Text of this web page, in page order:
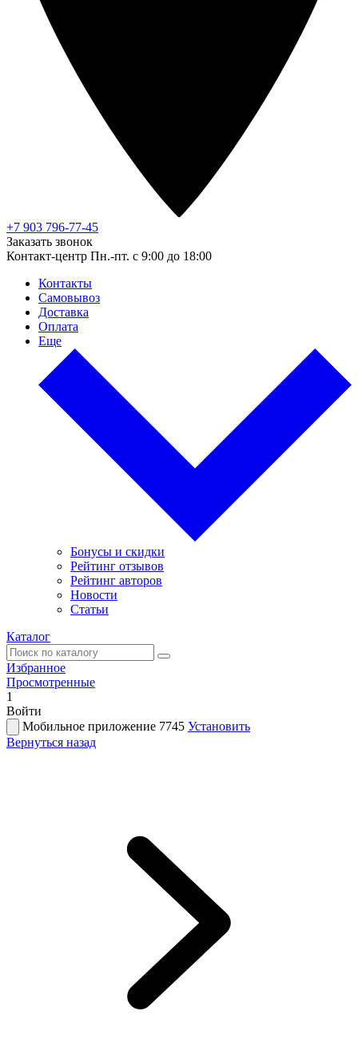
+7 903 796-77-45
Заказать звонок
Контакт-центр Пн.-пт. с 9:00 до 18:00
Контакты
Самовывоз
Доставка
Оплата
Еще
Бонусы и скидки
Рейтинг отзывов
Рейтинг авторов
Новости
Статьи
Каталог
Избранное
Просмотренные
1
Войти
Мобильное приложение 7745 Установить
Вернуться назад